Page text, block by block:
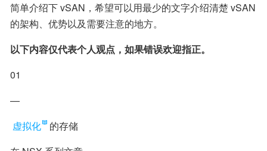
简单介绍下 vSAN，希望可以用最少的文字介绍清楚 vSAN
的架构、优势以及需要注意的地方。
以下内容仅代表个人观点，如果错误欢迎指正。
01
—
虚拟化
的存储